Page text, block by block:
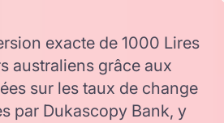
exacte de 1000 Lires
australiens grâce aux
sur les taux de change
par Dukascopy Bank, y